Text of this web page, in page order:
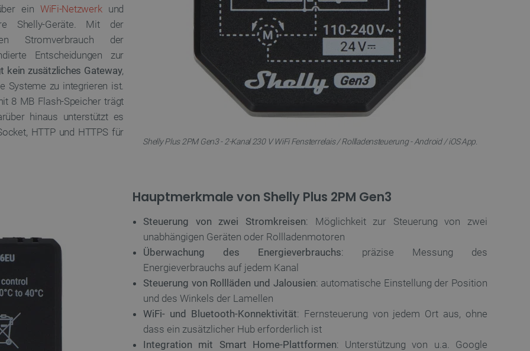
ein WiFi-Netzwerkund
Shelly-Geräte. Mit der
der
Entscheidungen zur
kein zusätzliches Gateway,
Systeme zu integrieren ist.
8 MB Flash-Speicher trägt
hinaus unterstützt es
HTTP und HTTPS für
Shelly Plus 2PM Gen3 - 2-Kanal 230 V WiFi Fensterrelais / Rollladensteuerung - Android / iOS App.
Hauptmerkmale von Shelly Plus 2PM Gen3
Steuerung von zwei Stromkreisen: Möglichkeit zur Steuerung von zwei
unabhängigen Geräten oder Rollladenmotoren
Überwachung des Energieverbrauchs: präzise Messung des
Energieverbrauchs auf jedem Kanal
Steuerung von Rollläden und Jalousien: automatische Einstellung der Position
und des Winkels der Lamellen
WiFi- und Bluetooth-Konnektivität: Fernsteuerung von jedem Ort aus, ohne
dass ein zusätzlicher Hub erforderlich ist
Integration mit Smart Home-Plattformen: Unterstützung von u.a. Google